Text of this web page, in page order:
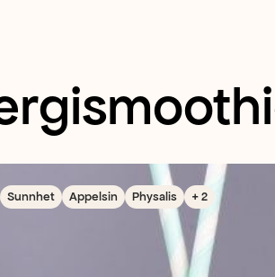
Sunnhet Appelsin Physalis + 2